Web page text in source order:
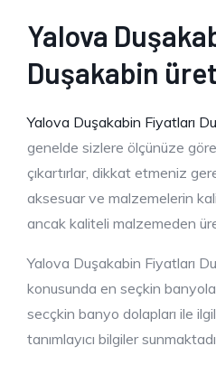
Yalova
Duşakabin
Yalova Duşakabin Fiyatları
genelde sizlere ölçünüze
çıkartırlar, dikkat etmeniz
aksesuar ve malzemelerin
ancak kaliteli malzemeden
Yalova Duşakabin Fiyatları
konusunda en seçkin
secçkin banyo dolapları ile
tanımlayıcı bilgiler